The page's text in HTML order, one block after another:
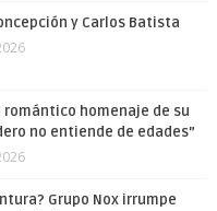
y Carlos Batista
romántico homenaje de su
no entiende de edades”
Grupo Nox irrumpe